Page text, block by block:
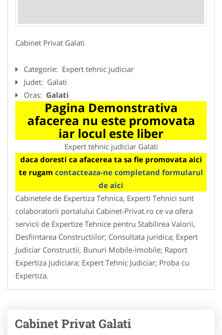
Cabinet Privat Galati
Categorie: Expert tehnic judiciar
Judet: Galati
Oras: Galati
Pagina Demonstrativa
afacerea nu este promovata
iar locul este liber
Expert tehnic judiciar Galati
daca doresti ca afacerea ta sa fie promovata aici
te rugam contacteaza-ne completand formularul
de aici
Cabinetele de Expertiza Tehnica, Experti Tehnici sunt
colaboratorii portalului Cabinet-Privat.ro ce va ofera
servicii de Expertize Tehnice pentru Stabilirea Valorii,
Desfiintarea Constructiilor; Consultata juridica; Expert
Judiciar Constructii, Bunuri Mobile-Imobile; Raport
Expertiza Judiciara; Expert Tehnic Judiciar; Proba cu
Expertiza.
Cabinet Privat Galati